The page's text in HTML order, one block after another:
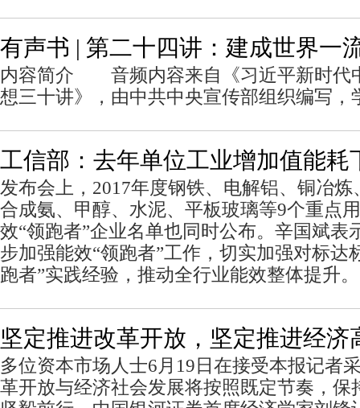
有声书 | 第二十四讲：建成世界一
内容简介 音频内容来自《习近平新时代
想三十讲》，由中共中央宣传部组织编写，
工信部：去年单位工业增加值能耗
发布会上，2017年度钢铁、电解铝、铜冶
合成氨、甲醇、水泥、平板玻璃等9个重点
效“领跑者”企业名单也同时公布。辛国斌表
步加强能效“领跑者”工作，切实加强对标达
跑者”实践经验，推动全行业能效整体提升。
坚定推进改革开放，坚定推进经济
多位资本市场人士6月19日在接受本报记者
革开放与经济社会发展将按照既定节奏，保